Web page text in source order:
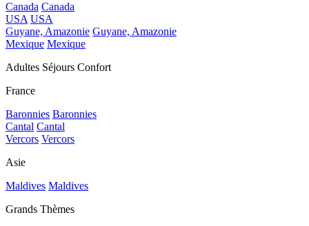
Canada Canada
USA USA
Guyane, Amazonie Guyane, Amazonie
Mexique Mexique
Adultes Séjours Confort
France
Baronnies Baronnies
Cantal Cantal
Vercors Vercors
Asie
Maldives Maldives
Grands Thèmes